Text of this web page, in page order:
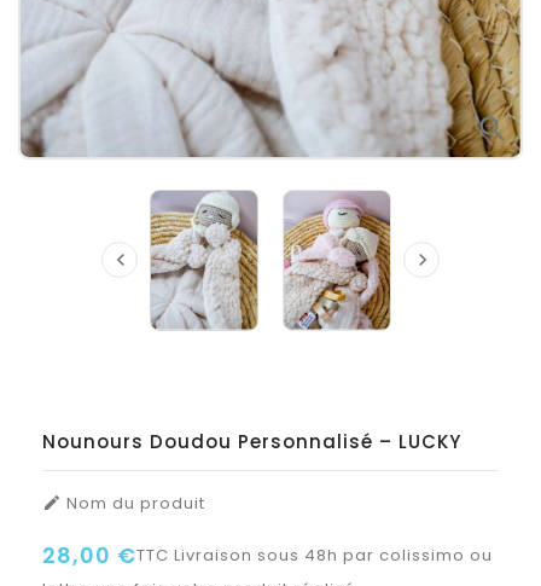

 
Nounours Doudou Personnalisé – LUCKY
 Nom du produit
28,00 €TTC Livraison sous 48h par colissimo ou